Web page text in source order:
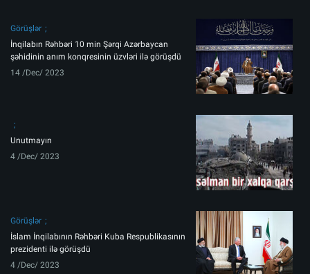
Görüşlər
İnqilabın Rəhbəri 10 min Şərqi Azərbaycan
şəhidinin anım konqresinin üzvləri ilə görüşdü
14 /Dec/ 2023
Unutmayın
4 /Dec/ 2023
Görüşlər
İslam İnqilabının Rəhbəri Kuba Respublikasının
prezidenti ilə görüşdü
4 /Dec/ 2023